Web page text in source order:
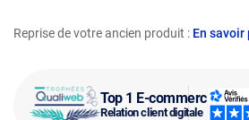
Top 1 E-commerce
Relation client digitale
Reprise de votre ancien produit : En savoir